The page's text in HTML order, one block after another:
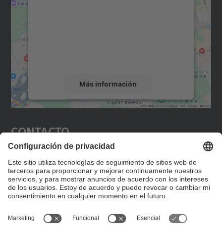
Más información
Aceptar
powered by
Contacto
Editad en la página "Contacto personalizado", que
encontraréis en la raíz de español, vuestros datos
personalizados de contacto.
Formulario de contacto